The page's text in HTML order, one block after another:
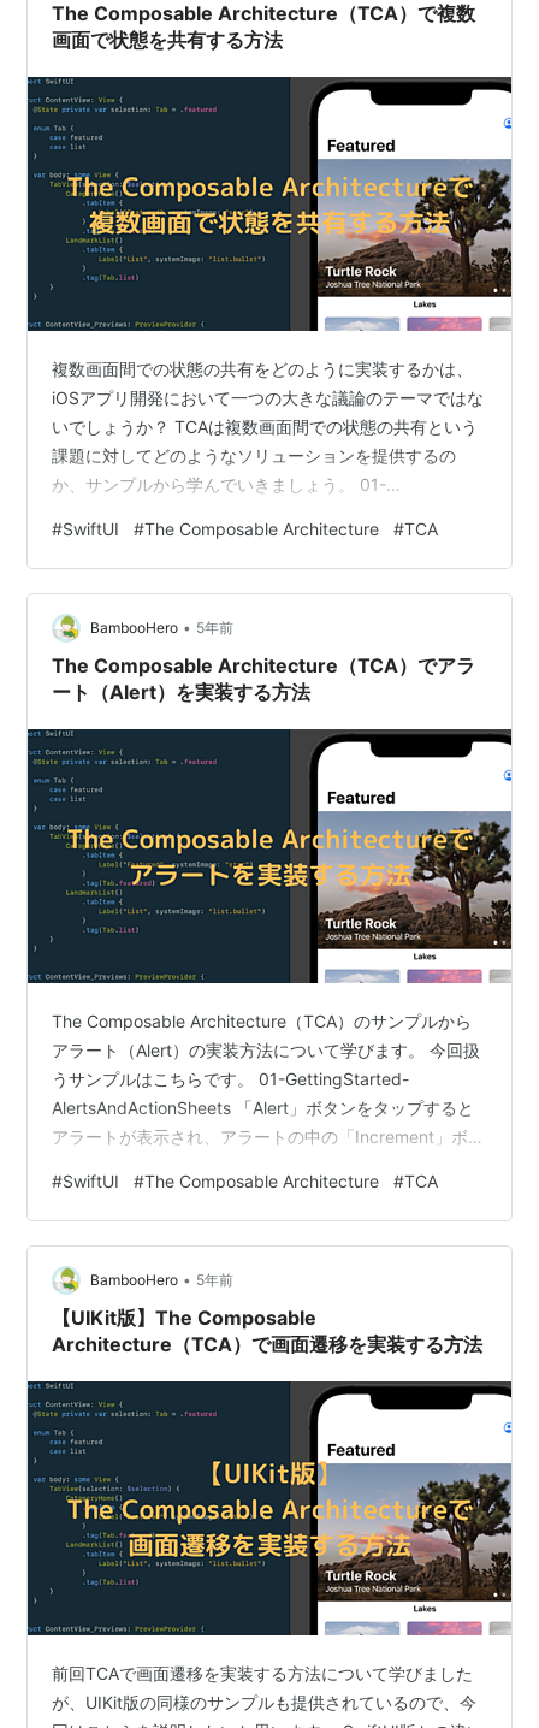
The Composable Architecture（TCA）で複数
画面で状態を共有する方法
複数画面間での状態の共有をどのように実装するかは、
iOSアプリ開発において一つの大きな議論のテーマではな
いでしょうか？ TCAは複数画面間での状態の共有という
課題に対してどのようなソリューションを提供するの
か、サンプルから学んでいきましょう。 01-
Stateの実装に注目する Reducerの実装 まとめ サンプル
アプリの画面 サンプルアプリは以下の機能を提供しま
す。 SegmentedControlでCounter画面とProfile画面を切
り替えることができる Counter画面 プラスボタンとマイ
ナスボタンでカウ…
#SwiftUI #The Composable Architecture #TCA
BambooHero • 5年前
The Composable Architecture（TCA）でアラ
ート（Alert）を実装する方法
The Composable Architecture（TCA）のサンプルから
アラート（Alert）の実装方法について学びます。 今回扱
うサンプルはこちらです。 01-GettingStarted-
AlertsAndActionSheets 「Alert」ボタンをタップすると
アラートが表示され、アラートの中の「Increment」ボタ
されています。 なお、同じサンプルコードにあるアクシ
ョンシート（Action Sheet）の実装についてはこちらの
記事で解説しています。合わせてご覧ください。
bamboo-hero.com ネイティブSwi…
#SwiftUI #The Composable Architecture #TCA
BambooHero • 5年前
【UIKit版】The Composable
Architecture（TCA）で画面遷移を実装する方法
前回TCAで画面遷移を実装する方法について学びました
が、UIKit版の同様のサンプルも提供されているので、今